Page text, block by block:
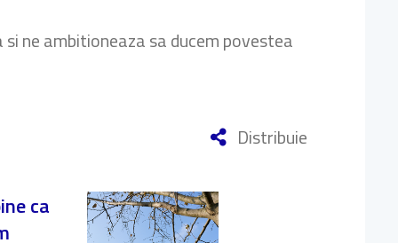
ne ambitioneaza sa ducem povestea
Distribuie
ca